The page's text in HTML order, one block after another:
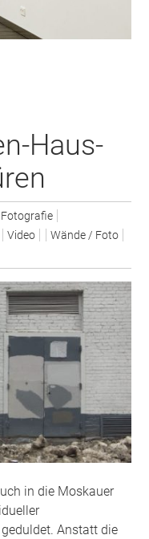
Haus-
Fotografie
Video
Wände / Foto
in die Moskauer
Anstatt die